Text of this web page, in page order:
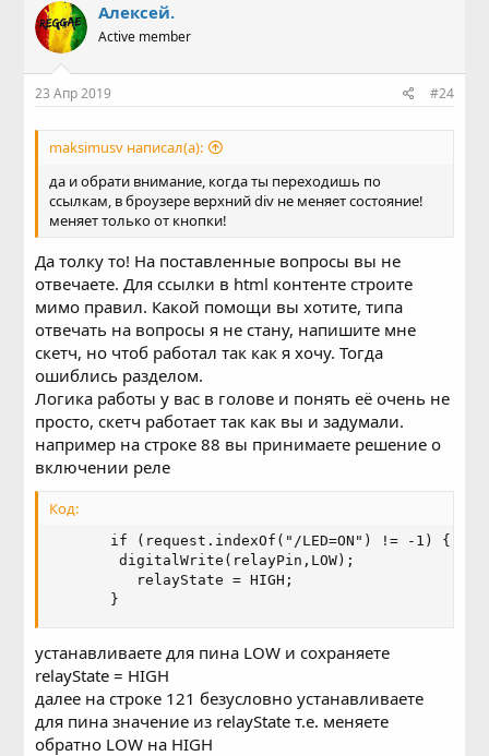
Client disonnected
Скажите когда зависание произойдет?
Алексей.
Active member
23 Апр 2019 #24
maksimusv написал(а):
да и обрати внимание, когда ты переходишь по
ссылкам, в броузере верхний div не меняет состояние!
меняет только от кнопки!
Да толку то! На поставленные вопросы вы не
отвечаете. Для ссылки в html контенте строите
мимо правил. Какой помощи вы хотите, типа
отвечать на вопросы я не стану, напишите мне
скетч, но чтоб работал так как я хочу. Тогда
ошиблись разделом.
Логика работы у вас в голове и понять её очень не
просто, скетч работает так как вы и задумали.
например на строке 88 вы принимаете решение о
включении реле
Код:
       if (request.indexOf("/LED=ON") != -1) {
        digitalWrite(relayPin,LOW);
          relayState = HIGH;
       }
устанавливаете для пина LOW и сохраняете
relayState = HIGH
далее на строке 121 безусловно устанавливаете
для пина значение из relayState т.е. меняете
обратно LOW на HIGH